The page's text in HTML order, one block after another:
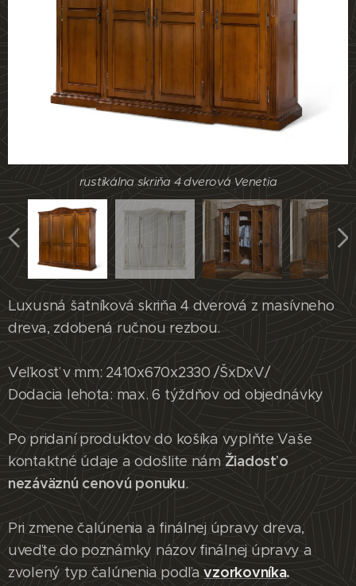
rustikálna skriňa 4 dverová Venetia
rustikálna skriňa 4 dverová Venetia
rustikálna skriňa 4 dverová Venetia
rustikálna skriňa 4 dverová Venetia
Luxusná šatníková skriňa 4 dverová z masívneho
dreva, zdobená ručnou rezbou.
Veľkosť v mm: 2410x670x2330 /ŠxDxV/
Dodacia lehota: max. 6 týždňov od objednávky
Po pridaní produktov do košíka vyplňte Vaše
kontaktné údaje a odošlite námŽiadosť o
nezáväznú cenovú ponuku.
Pri zmene čalúnenia a finálnej úpravy dreva,
uveďte do poznámky názov finálnej úpravy a
zvolený typ čalúnenia podľavzorkovníka.